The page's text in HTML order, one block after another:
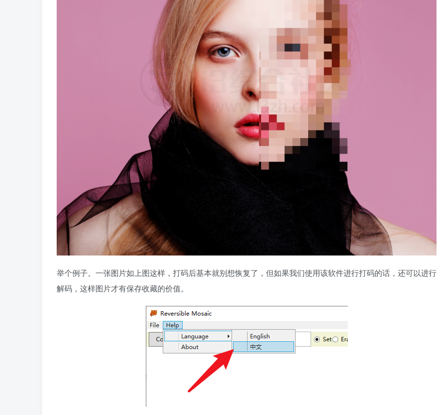
举个例子。一张图片如上图这样，打码后基本就别想恢复了，但如果我们使用该软件进行打码的话，还可以进行
解码，这样图片才有保存收藏的价值。